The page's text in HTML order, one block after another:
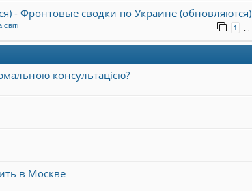
- Фронтовые сводки по Украине (обновляются)
1 …
консультацією?
в Москве